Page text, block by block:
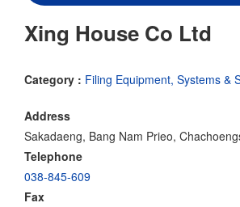
Xing House Co Ltd
Category : Filing Equipment, Systems &
Address
Sakadaeng, Bang Nam Prieo,
Telephone
038-845-609
Fax